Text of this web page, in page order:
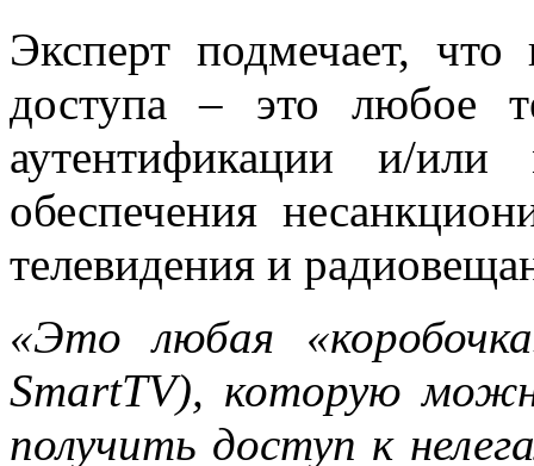
Эксперт подмечает, что
доступа – это любое
аутентификации и/
обеспечения
телевидения и
«Это любая
SmartTV), которую
получить доступ к